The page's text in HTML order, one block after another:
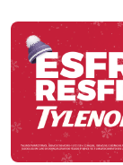
Promoção